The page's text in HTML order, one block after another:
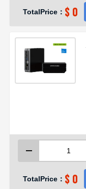
TotalPrice： $ 0
TotalPrice： $ 0